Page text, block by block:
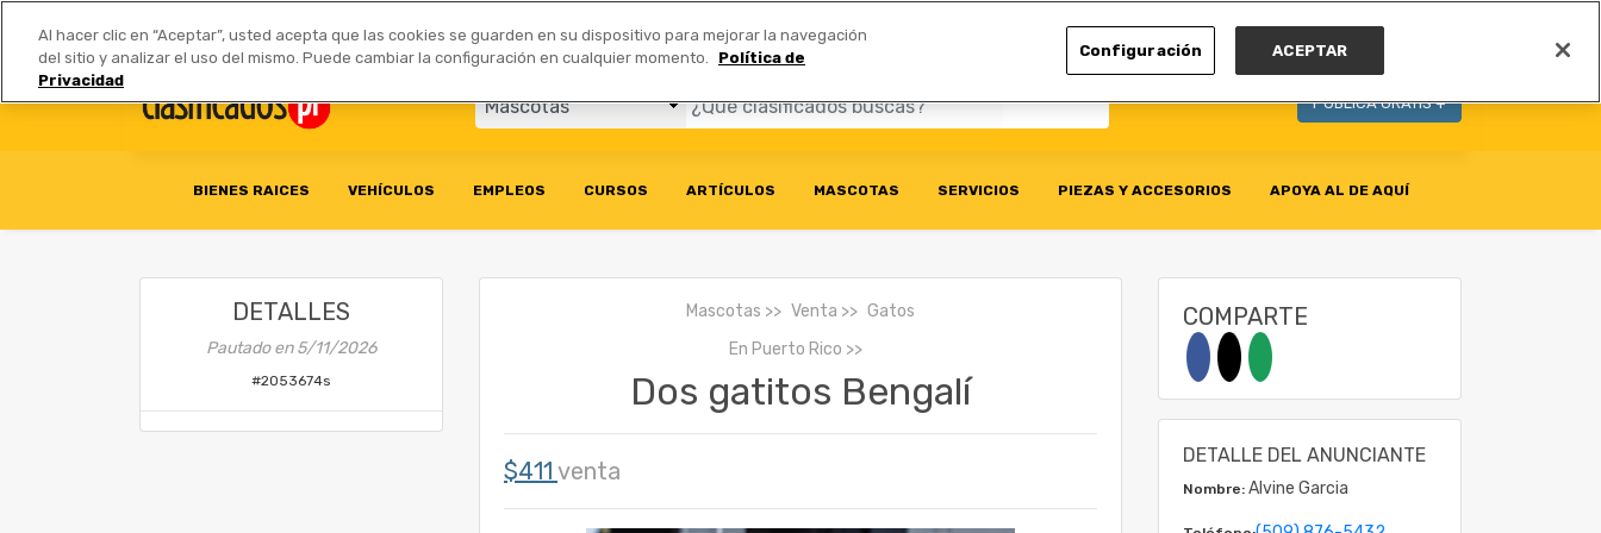
Anúnciate | Tarifas Socios Comerciales
PUBLICA GRATIS +
BIENES RAICES VEHÍCULOS EMPLEOS CURSOS ARTÍCULOS MASCOTAS SERVICIOS PIEZAS Y ACCESORIOS APOYA AL DE AQUÍ
DETALLES
Pautado en5/11/2026
#2053674s
Mascotas Venta
Gatos
En Puerto Rico
Dos gatitos Bengalí
$411 venta
COMPARTE
DETALLE DEL ANUNCIANTE
Nombre: Alvine Garcia
Al hacer clic en “Aceptar”, usted acepta que las cookies se guarden en su dispositivo para mejorar la navegación
del sitio y analizar el uso del mismo. Puede cambiar la configuración en cualquier momento.
Política de
Privacidad
Configuración ACEPTAR